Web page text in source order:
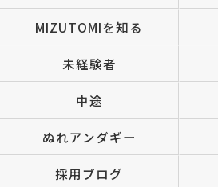
MIZUTOMIを知る
未経験者
中途
ぬれアンダギー
採用ブログ